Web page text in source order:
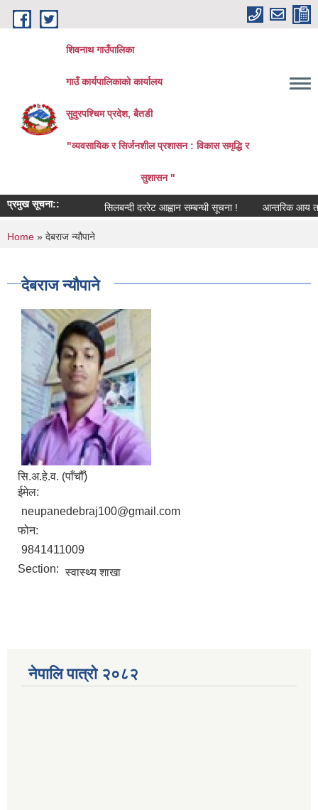
Skip to main content
शिवनाथ गाउँपालिका
गाउँ कार्यपालिकाकाे कार्यालय
सुदुरपश्चिम प्रदेश, बैतडी
"व्यवसायिक र सिर्जनशील प्रशासन : विकास समृद्धि र
सुशासन "
प्रमुख सूचना:: सिलबन्दी दररेट आह्वान सम्बन्धी सूचना ! आन्तरिक आय
You are here
Home » देबराज न्यौपाने
देबराज न्यौपाने
सि.अ.हे.व. (पाँचौँ)
ईमेल:
neupanedebraj100@gmail.com
फोन:
9841411009
Section: स्वास्थ्य शाखा
नेपालि पात्रो २०८२